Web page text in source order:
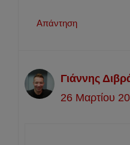
Απάντηση
Γιάννης
26 Μαρτίου